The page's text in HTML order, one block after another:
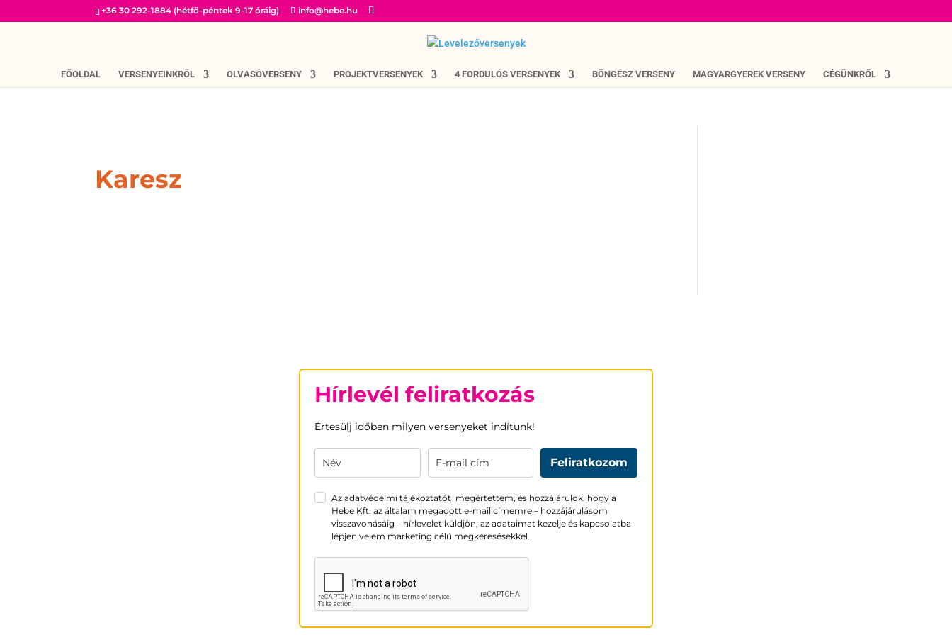
+36 30 292-1884 (hétfő-péntek 9-17 óráig) info@hebe.hu
FŐOLDAL VERSENYEINKRŐL OLVASÓVERSENY PROJEKTVERSENYEK 4 FORDULÓS VERSENYEK BÖNGÉSZ VERSENY MAGYARGYEREK VERSENY CÉGÜNKRŐL
Karesz
Hírlevél feliratkozás
Értesülj időben milyen versenyeket indítunk!
Feliratkozom
Az adatvédelmi tájékoztatót megértettem, és hozzájárulok, hogy a
Hebe Kft. az általam megadott e-mail címemre – hozzájárulásom
visszavonásáig – hírlevelet küldjön, az adataimat kezelje és kapcsolatba
lépjen velem marketing célú megkeresésekkel.